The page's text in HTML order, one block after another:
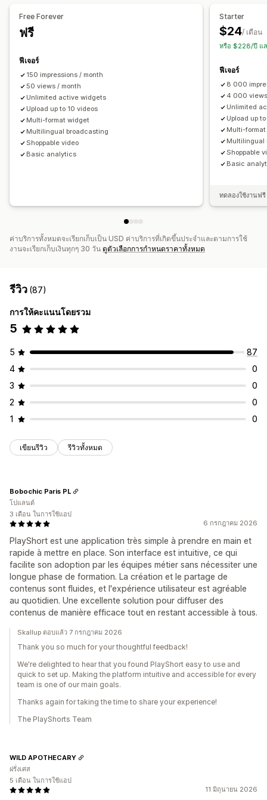
URL ที่กำหนดเอง
ภาพสไลด์
การเปลี่ยนรูปแบบตามการแสดงผลบนมือถือ
การวิเคราะห์
Free Forever
ฟรี
ฟีเจอร์
150 impressions / month
50 views / month
Unlimited active widgets
Upload up to 10 videos
Multi-format widget
Multilingual broadcasting
Shoppable video
Basic analytics
Starter
$24/ เดือน
หรือ $228/ปี แ
ฟีเจอร์
8 000
4 000
Unlimited
Upload up
Multi-
Multilingual
Shoppable
Basic
ทดลองใช้งานฟ
ค่าบริการทั้งหมดจะเรียกเก็บเป็น USD ค่าบริการที่เกิดขึ้นประจำและตามการใช้
งานจะเรียกเก็บเงินทุกๆ 30 วัน ดูตัวเลือกการกำหนดราคาทั้งหมด
รีวิว (87)
การให้คะแนนโดยรวม
5
5
87
4
0
3
0
2
0
1
0
เขียนรีวิว รีวิวทั้งหมด
6 กรกฎาคม 2026
PlayShort est une application très simple à prendre en main et
rapide à mettre en place. Son interface est intuitive, ce qui
facilite son adoption par les équipes métier sans nécessiter une
longue phase de formation. La création et le partage de
contenus sont fluides, et l'expérience utilisateur est agréable
au quotidien. Une excellente solution pour diffuser des
contenus de manière efficace tout en restant accessible à tous.
Bobochic Paris PL
โปแลนด์
3 เดือน ในการใช้แอป
Skallup ตอบแล้ว 7 กรกฎาคม 2026
Thank you so much for your thoughtful feedback!
We're delighted to hear that you found PlayShort easy to use and
quick to set up. Making the platform intuitive and accessible for every
team is one of our main goals.
Thanks again for taking the time to share your experience!
The PlayShorts Team
11 มิถุนายน 2026
WILD APOTHECARY
ฝรั่งเศส
5 เดือน ในการใช้แอป